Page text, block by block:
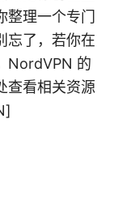
整理一个专门
忘了，若你在
NordVPN 的
查看相关资源